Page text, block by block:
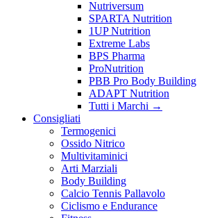
Nutriversum
SPARTA Nutrition
1UP Nutrition
Extreme Labs
BPS Pharma
ProNutrition
PBB Pro Body Building
ADAPT Nutrition
Tutti i Marchi →
Consigliati
Termogenici
Ossido Nitrico
Multivitaminici
Arti Marziali
Body Building
Calcio Tennis Pallavolo
Ciclismo e Endurance